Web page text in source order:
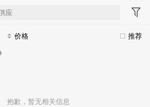
推荐
价格
抱歉，暂无相关信息